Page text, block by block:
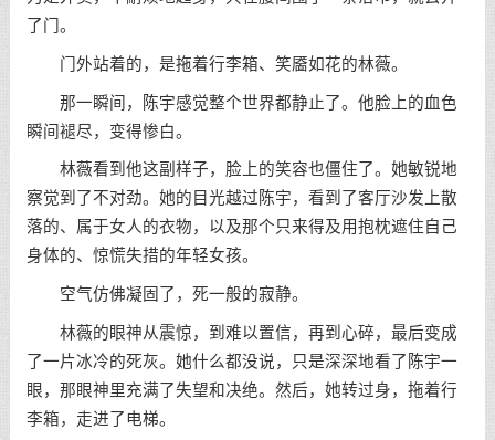
了门。
门外站着的，是拖着行李箱、笑靥如花的林薇。
那一瞬间，陈宇感觉整个世界都静止了。他脸上的血色
瞬间褪尽，变得惨白。
林薇看到他这副样子，脸上的笑容也僵住了。她敏锐地
察觉到了不对劲。她的目光越过陈宇，看到了客厅沙发上散
落的、属于女人的衣物，以及那个只来得及用抱枕遮住自己
身体的、惊慌失措的年轻女孩。
空气仿佛凝固了，死一般的寂静。
林薇的眼神从震惊，到难以置信，再到心碎，最后变成
了一片冰冷的死灰。她什么都没说，只是深深地看了陈宇一
眼，那眼神里充满了失望和决绝。然后，她转过身，拖着行
李箱，走进了电梯。